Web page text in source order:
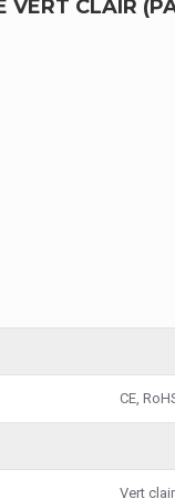
VERT CLAIR
CE,
Vert clair